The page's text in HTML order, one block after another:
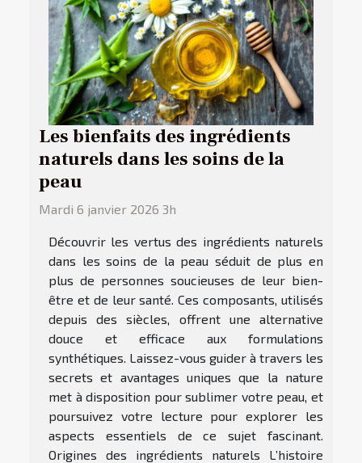
Les bienfaits des ingrédients
naturels dans les soins de la
peau
Mardi 6 janvier 2026 3h
Découvrir les vertus des ingrédients naturels
dans les soins de la peau séduit de plus en
plus de personnes soucieuses de leur bien-
être et de leur santé. Ces composants, utilisés
depuis des siècles, offrent une alternative
douce et efficace aux formulations
synthétiques. Laissez-vous guider à travers les
secrets et avantages uniques que la nature
met à disposition pour sublimer votre peau, et
poursuivez votre lecture pour explorer les
aspects essentiels de ce sujet fascinant.
Origines des ingrédients naturels L’histoire